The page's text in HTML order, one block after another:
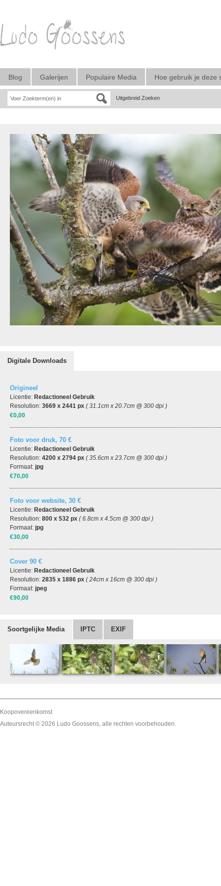
Blog Galerijen Populaire Media Hoe gebruik je deze
Uitgebreid Zoeken
Digitale Downloads
Origineel
Licentie: Redactioneel Gebruik
Resolution: 3669 x 2441 px ( 31.1cm x 20.7cm @ 300 dpi )
€0,00
Foto voor druk, 70 €
Licentie: Redactioneel Gebruik
Resolution: 4200 x 2794 px ( 35.6cm x 23.7cm @ 300 dpi )
Formaat: jpg
€70,00
Foto voor website, 30 €
Licentie: Redactioneel Gebruik
Resolution: 800 x 532 px ( 6.8cm x 4.5cm @ 300 dpi )
Formaat: jpg
€30,00
Cover 90 €
Licentie: Redactioneel Gebruik
Resolution: 2835 x 1886 px ( 24cm x 16cm @ 300 dpi )
Formaat: jpeg
€90,00
Soortgelijke Media IPTC EXIF
Koopovereenkomst
Auteursrecht © 2026 Ludo Goossens, alle rechten voorbehouden.